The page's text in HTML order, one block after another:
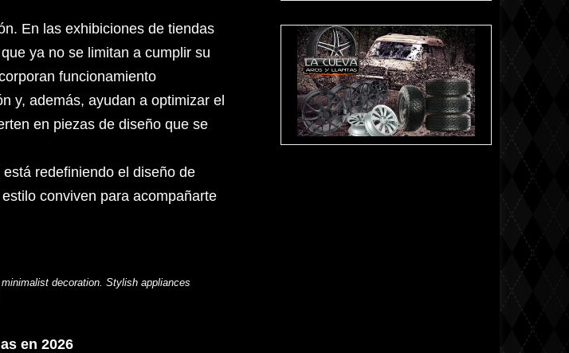
En las exhibiciones de tiendas
ya no se limitan a cumplir su
funcionamiento
y, además, ayudan a optimizar el
en piezas de diseño que se
redefiniendo el diseño de
conviven para acompañarte
decoration. Stylish appliances
en 2026